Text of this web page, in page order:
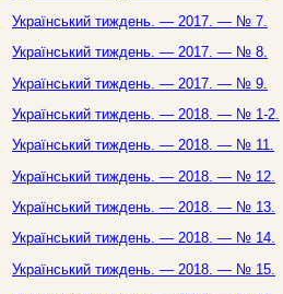
Український тиждень. — 2017. — № 7.
Український тиждень. — 2017. — № 8.
Український тиждень. — 2017. — № 9.
Український тиждень. — 2018. — № 1-2.
Український тиждень. — 2018. — № 11.
Український тиждень. — 2018. — № 12.
Український тиждень. — 2018. — № 13.
Український тиждень. — 2018. — № 14.
Український тиждень. — 2018. — № 15.